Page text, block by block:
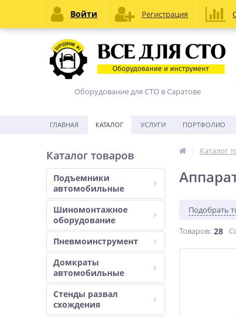
Оборудование для СТО в Саратове
ГЛАВНАЯ КАТАЛОГ УСЛУГИ ПОРТФОЛИО
Каталог товаров
Подъемники
автомобильные
Шиномонтажное
оборудование
Пневмоинструмент
Домкраты
автомобильные
Стенды развал
схождения
Каталог
Подобрать
Товаров: 28
Войти Регистрация